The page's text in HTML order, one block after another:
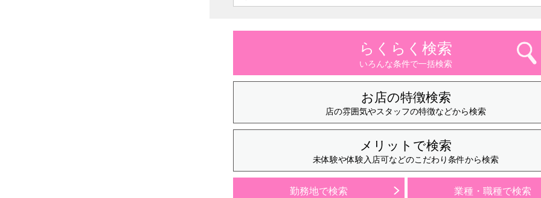
らくらく検索
いろんな条件で一括検索
お店の特徴検索
店の雰囲気やスタッフの特徴などから検索
メリットで検索
未体験や体験入店可などのこだわり条件から検索
勤務地で検索 業種・職種で検索